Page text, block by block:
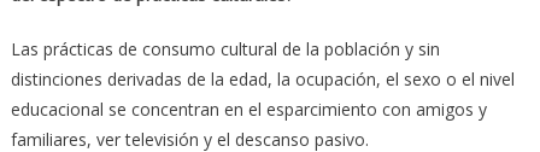
Las prácticas de consumo cultural de la población y sin
distinciones derivadas de la edad, la ocupación, el sexo o el nivel
educacional se concentran en el esparcimiento con amigos y
familiares, ver televisión y el descanso pasivo.